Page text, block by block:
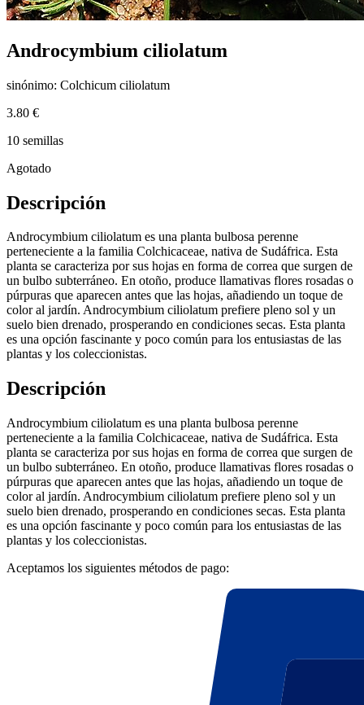
Androcymbium ciliolatum
sinónimo: Colchicum ciliolatum
3.80 €
10 semillas
Agotado
Descripción
Androcymbium ciliolatum es una planta bulbosa perenne
perteneciente a la familia Colchicaceae, nativa de Sudáfrica. Esta
planta se caracteriza por sus hojas en forma de correa que surgen de
un bulbo subterráneo. En otoño, produce llamativas flores rosadas o
púrpuras que aparecen antes que las hojas, añadiendo un toque de
color al jardín. Androcymbium ciliolatum prefiere pleno sol y un
suelo bien drenado, prosperando en condiciones secas. Esta planta
es una opción fascinante y poco común para los entusiastas de las
plantas y los coleccionistas.
Descripción
Androcymbium ciliolatum es una planta bulbosa perenne
perteneciente a la familia Colchicaceae, nativa de Sudáfrica. Esta
planta se caracteriza por sus hojas en forma de correa que surgen de
un bulbo subterráneo. En otoño, produce llamativas flores rosadas o
púrpuras que aparecen antes que las hojas, añadiendo un toque de
color al jardín. Androcymbium ciliolatum prefiere pleno sol y un
suelo bien drenado, prosperando en condiciones secas. Esta planta
es una opción fascinante y poco común para los entusiastas de las
plantas y los coleccionistas.
Aceptamos los siguientes métodos de pago: